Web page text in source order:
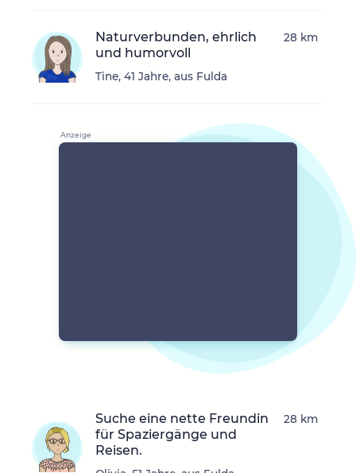
Naturverbunden, ehrlich
und humorvoll
Tine, 41 Jahre, aus Fulda
28 km
Suche eine nette Freundin
für Spaziergänge und
Reisen.
28 km